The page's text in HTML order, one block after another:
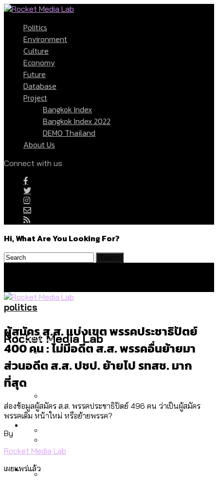
Politics
Environment
Culture
Economy
Future
Database
Project
Bangkok Index
Bangkok Index 2022
DEMO Thailand
About Us
Connect with us
Hi, What Are You Looking For?
Rocket Media Lab
Politics
โดยเขตจตุจักรสูงสุด
เมื่อแยกท่องเที่ยวออกจากกีฬา กระทรวง
Environment
สำรวจเหตุไฟไหม้ในกรุงเทพฯ ส่วนใหญ่มา
ลัดวงจรมากที่สุด
Economy
politics
ผู้สมัคร ส.ส. แบ่งเขต พรรคประชาธิปัตย์
400 คน : ไม่มีอดีต ส.ส. พรรคอื่นย้ายมา
ส่วนอดีต ส.ส. ปชป. ย้ายไป รทสช. มาก
ที่สุด
ส่องข้อมูลผู้สมัคร ส.ส. พรรคประชาธิปัตย์ 496 คน ว่าเป็นผู้สมัคร
พรรคเดิม หน้าใหม่ หรือย้ายพรรค?
By
Rocket Media Lab
เผยแพร่แล้ว